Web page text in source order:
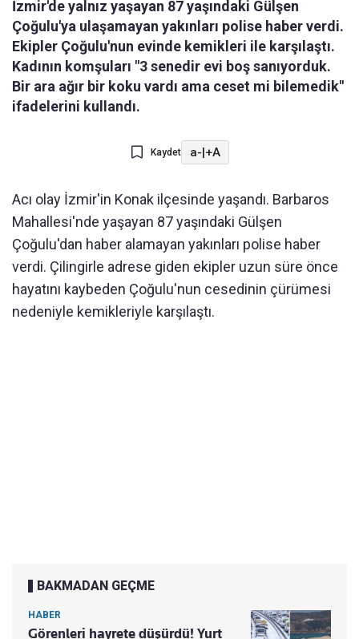
İzmir'de yalnız yaşayan 87 yaşındaki Gülşen
Çoğulu'ya ulaşamayan yakınları polise haber verdi.
Ekipler Çoğulu'nun evinde kemikleri ile karşılaştı.
Kadının komşuları "3 senedir evi boş sanıyorduk.
Bir ara ağır bir koku vardı ama ceset mi bilemedik"
ifadelerini kullandı.
Kaydet a-|+A
Acı olay İzmir'in Konak ilçesinde yaşandı. Barbaros
Mahallesi'nde yaşayan 87 yaşındaki Gülşen
Çoğulu'dan haber alamayan yakınları polise haber
verdi. Çilingirle adrese giden ekipler uzun süre önce
hayatını kaybeden Çoğulu'nun cesedinin çürümesi
nedeniyle kemikleriyle karşılaştı.
BAKMADAN GEÇME
HABER
Görenleri hayrete düşürdü! Yurt